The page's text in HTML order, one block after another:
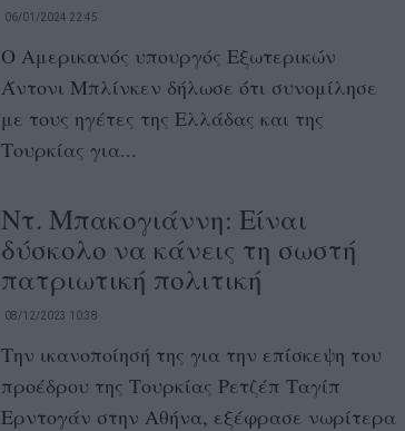
06/01/2024 22:45
Ο Αμερικανός υπουργός Εξωτερικών
Άντονι Μπλίνκεν δήλωσε ότι συνομίλησε
με τους ηγέτες της Ελλάδας και της
Τουρκίας για...
Ντ. Μπακογιάννη: Είναι
δύσκολο να κάνεις τη σωστή
πατριωτική πολιτική
08/12/2023 10:38
Την ικανοποίησή της για την επίσκεψη του
προέδρου της Τουρκίας Ρετζέπ Ταγίπ
Ερντογάν στην Αθήνα, εξέφρασε νωρίτερα